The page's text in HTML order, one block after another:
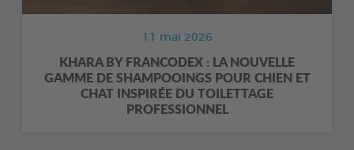
11 mai 2026
KHARA BY FRANCODEX : LA NOUVELLE
GAMME DE SHAMPOOINGS POUR CHIEN ET
CHAT INSPIRÉE DU TOILETTAGE
PROFESSIONNEL